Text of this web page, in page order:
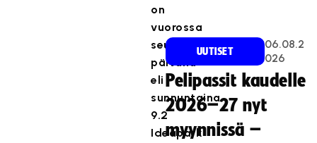
on
vuorossa
seuraavana
päivänä
eli
sunnuntaina
9.2
Ideapark
UUTISET
06.08.2
026
Pelipassit kaudelle
2026–27 nyt
myynnissä –